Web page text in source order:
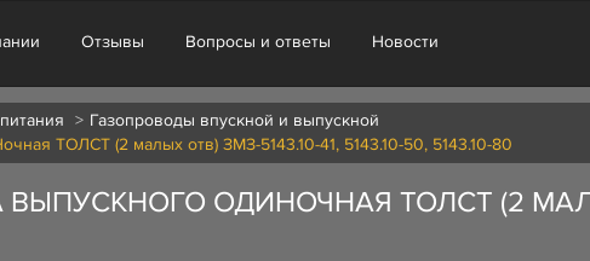
Отзывы Вопросы и ответы Новости
Газопроводы впускной и выпускной
ТОЛСТ (2 малых отв) ЗМЗ-5143.10-41, 5143.10-50, 5143.10-80
ОДИНОЧНАЯ ТОЛСТ (2